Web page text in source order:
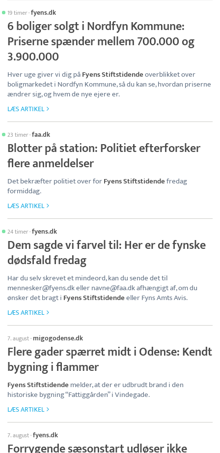
19 timer·fyens.dk
6 boliger solgt i Nordfyn Kommune:
Priserne spænder mellem 700.000 og
3.900.000
Hver uge giver vi dig påFyens Stiftstidendeoverblikket over
boligmarkedet i Nordfyn Kommune, så du kan se, hvordan priserne
ændrer sig, og hvem de nye ejere er.
LÆS ARTIKEL
23 timer·faa.dk
Blotter på station: Politiet efterforsker
flere anmeldelser
Det bekræfter politiet over forFyens Stiftstidendefredag
formiddag.
LÆS ARTIKEL
24 timer·fyens.dk
Dem sagde vi farvel til: Her er de fynske
dødsfald fredag
Har du selv skrevet et mindeord, kan du sende det til
mennesker@fyens.dk eller navne@faa.dk afhængigt af, om du
ønsker det bragt i Fyens Stiftstidendeeller Fyns Amts Avis.
LÆS ARTIKEL
7. august· migogodense.dk
Flere gader spærret midt i Odense: Kendt
bygning i flammer
Fyens Stiftstidendemelder, at der er udbrudt brand i den
historiske bygning “Fattiggården” i Vindegade.
LÆS ARTIKEL
7. august·fyens.dk